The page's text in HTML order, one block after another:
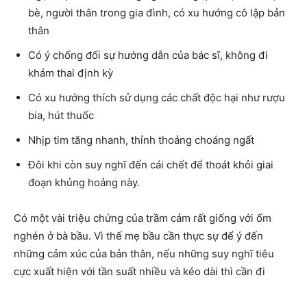
bè, người thân trong gia đình, có xu hướng cô lập bản
thân
Có ý chống đối sự hướng dẫn của bác sĩ, không đi
khám thai định kỳ
Có xu hướng thích sử dụng các chất độc hại như rượu
bia, hút thuốc
Nhịp tim tăng nhanh, thỉnh thoảng choáng ngất
Đôi khi còn suy nghĩ đến cái chết để thoát khỏi giai
đoạn khủng hoảng này.
Có một vài triệu chứng của trầm cảm rất giống với ốm
nghén ở bà bầu. Vì thế mẹ bầu cần thực sự để ý đến
những cảm xúc của bản thân, nếu những suy nghĩ tiêu
cực xuất hiện với tần suất nhiều và kéo dài thì cần đi